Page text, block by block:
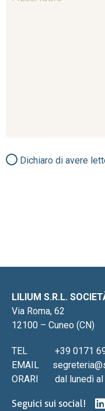
Dichiaro di avere
LILIUM S.R.L.
Via Roma, 62
12100 – Cuneo (CN)
TEL
+39 0171
EMAIL
ORARI
dal lunedì
Seguici sui social!